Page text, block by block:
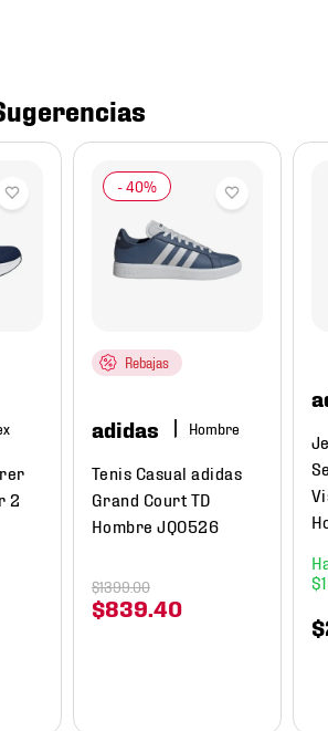
2
Rebajas
adidas Hombre
Tenis Casual adidas
Grand Court TD
Hombre JQ0526
$839 40
$1399.00
$
$